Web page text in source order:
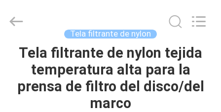
HOGAR
PRODUCTOS
Technology
Tela filtrante de nylon
Tela filtrante de nylon tejida
temperatura alta para la
prensa de filtro del disco/del
marco